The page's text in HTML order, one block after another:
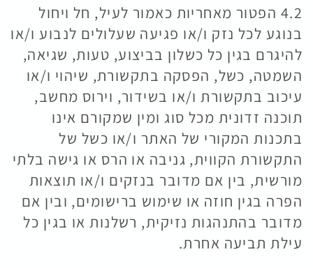
4.2 הפטור מאחריות כאמור לעיל, חל ויחול
בנוגע לכל נזק ו/או פגיעה שעלולים לנבוע ו/או
להיגרם בגין כל כשלון בביצוע, טעות, שגיאה,
השמטה, כשל, הפסקה בתקשורת, שיהוי ו/או
עיכוב בתקשורת ו/או בשידור, וירוס מחשב,
תוכנה זדונית מכל סוג ומין שמקורם אינו
בתכנות המקורי של האתר ו/או כשל של
התקשורת הקווית, גניבה או הרס או גישה בלתי
מורשית, בין אם מדובר בנזקים ו/או תוצאות
הפרה בגין חוזה או שימוש ברישומים, ובין אם
מדובר בהתנהגות נזיקית, רשלנות או בגין כל
עילת תביעה אחרת.